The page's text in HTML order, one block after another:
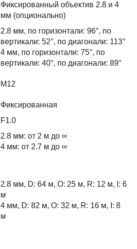
Фиксированный объектив 2.8 и 4
мм (опционально)
2.8 мм, по горизонтали: 96°, по
вертикали: 52°, по диагонали: 113°
4 мм, по горизонтали: 75°, по
вертикали: 40°, по диагонали: 89°
M12
Фиксированная
F1.0
2.8 мм: от 2 м до ∞
4 мм: от 2.7 м до ∞
2.8 мм, D: 64 м, O: 25 м, R: 12 м, I: 6
м
4 мм, D: 82 м, O: 32 м, R: 16 м, I: 8
м